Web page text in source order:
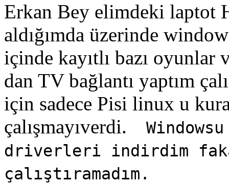
Erkan Bey elimdeki laptot
aldığımda üzerinde
içinde kayıtlı bazı
dan TV bağlantı yaptım
için sadece Pisi linux u
çalışmayıverdi.
driverleri indirdim
çalıştıramadım.